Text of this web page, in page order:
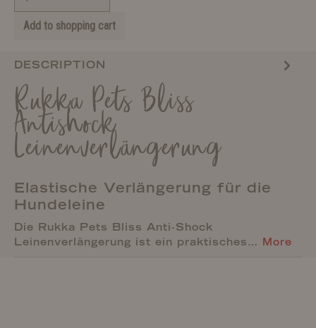
Add to shopping cart
DESCRIPTION
Rukka Pets Bliss
Antishock
Leinenverlängerung
Elastische Verlängerung für die
Hundeleine
Die Rukka Pets Bliss Anti-Shock
Leinenverlängerung ist ein praktisches… More